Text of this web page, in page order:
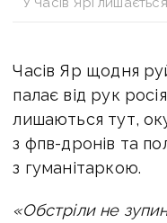
Часів Яр щодня
палає від рук
лишаються тут,
з фпв-дронів та
з гуманітаркою.
«Обстріли не